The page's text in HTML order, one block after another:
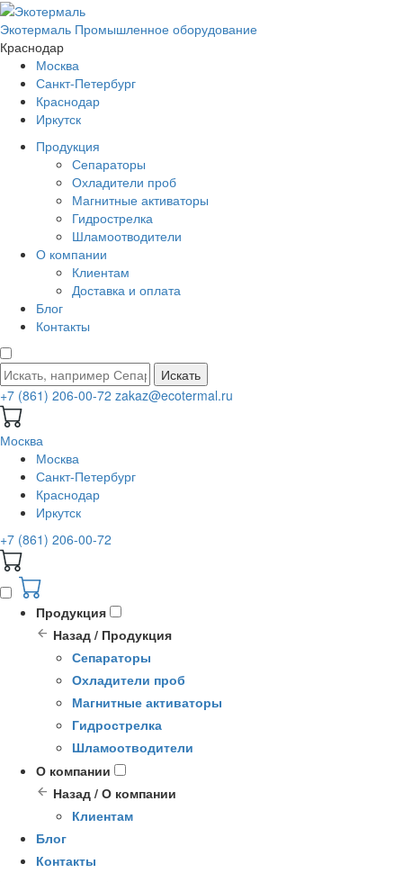
Экотермаль Промышленное оборудование
Краснодар
Москва
Санкт-Петербург
Краснодар
Иркутск
Продукция
Сепараторы
Охладители проб
Магнитные активаторы
Гидрострелка
Шламоотводители
О компании
Клиентам
Доставка и оплата
Блог
Контакты
Искать
+7 (861) 206-00-72 zakaz@ecotermal.ru
Москва
Москва
Санкт-Петербург
Краснодар
Иркутск
+7 (861) 206-00-72
Продукция
Назад / Продукция
Сепараторы
Охладители проб
Магнитные активаторы
Гидрострелка
Шламоотводители
О компании
Назад / О компании
Клиентам
Блог
Контакты